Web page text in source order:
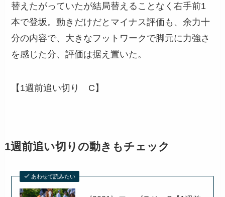
替えたがっていたが結局替えることなく右手前1
本で登坂。動きだけだとマイナス評価も、余力十
分の内容で、大きなフットワークで脚元に力強さ
を感じた分、評価は据え置いた。
【1週前追い切り C】
1週前追い切りの動きもチェック
あわせて読みたい